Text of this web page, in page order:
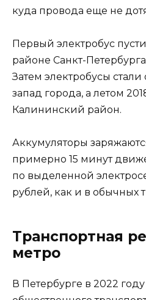
куда провода еще не
Первый электробус
районе Санкт-
Затем электробусы
запад города, а летом
Калининский район.
Аккумуляторы
примерно 15 минут
по выделенной
рублей, как и в обычных
Транспортная
метро
В Петербурге в 2022